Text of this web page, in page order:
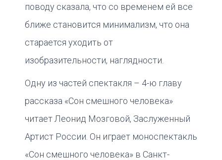
поводу сказала, что со временем ей все
ближе становится минимализм, что она
старается уходить от
изобразительности, наглядности.
Одну из частей спектакля – 4-ю главу
рассказа «Сон смешного человека»
читает Леонид Мозговой, Заслуженный
Артист России. Он играет моноспектакль
«Сон смешного человека» в Санкт-